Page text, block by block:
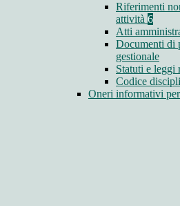
Riferimenti
attività 6
Atti
Documenti di
gestionale
Statuti e leggi
Codice
Oneri informativi